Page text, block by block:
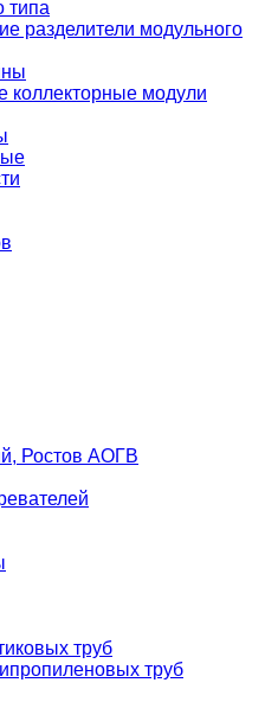
типа
разделители модульного
коллекторные модули
Ростов АОГВ
труб
труб